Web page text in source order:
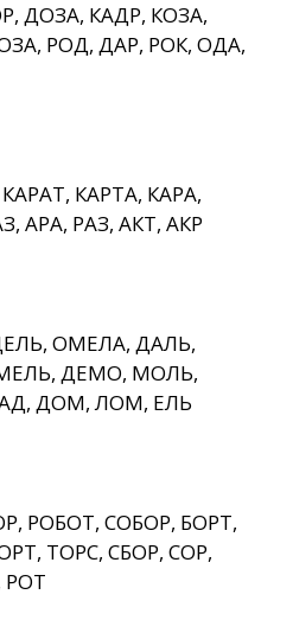
ДОЗА, КАДР, КОЗА,
РОД, ДАР, РОК, ОДА,
КАРТА, КАРА,
АРА, РАЗ, АКТ, АКР
ОМЕЛА, ДАЛЬ,
ДЕМО, МОЛЬ,
ДОМ, ЛОМ, ЕЛЬ
РОБОТ, СОБОР, БОРТ,
ТОРС, СБОР, СОР,
РОТ